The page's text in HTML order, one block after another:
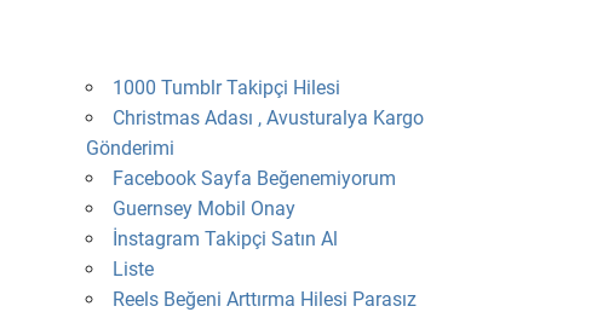
1000 Tumblr Takipçi Hilesi
Christmas Adası , Avusturalya Kargo
Gönderimi
Facebook Sayfa Beğenemiyorum
Guernsey Mobil Onay
İnstagram Takipçi Satın Al
Liste
Reels Beğeni Arttırma Hilesi Parasız